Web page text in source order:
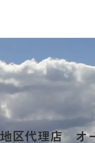
区代理店 オ